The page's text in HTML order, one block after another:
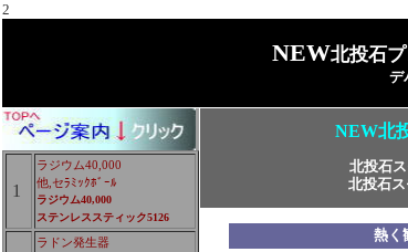
2
NEW北投石
デ
1
ラジウム40,000
他,セﾗﾐｯｸﾎﾞｰﾙ
ラジウム40,000
ステンレススティック5126
ラドン発生器
NEW北
北投石
北投石
熱く